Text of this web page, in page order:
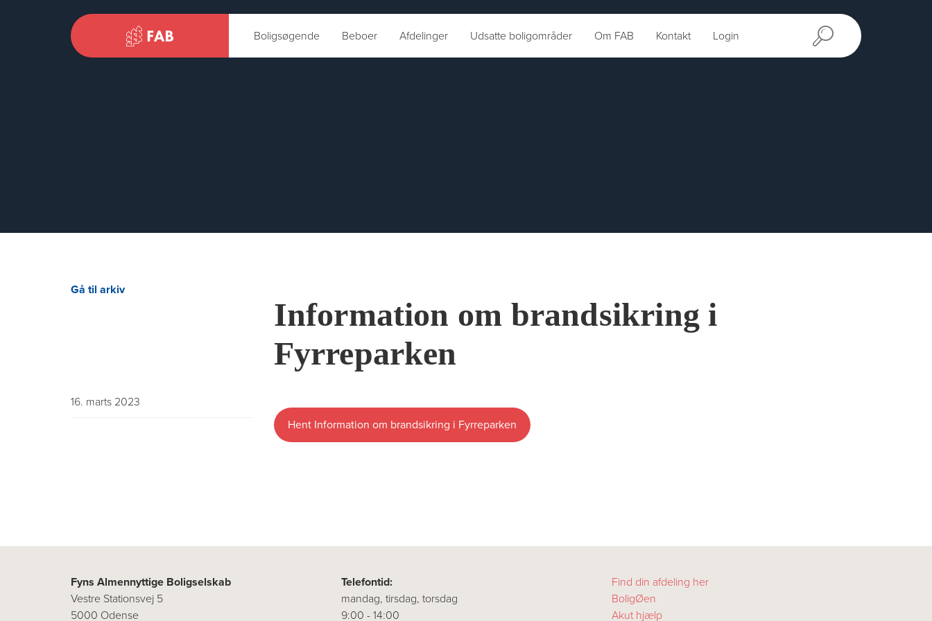
Boligsøgende Beboer Afdelinger Udsatte boligområder Om FAB Kontakt Login
Gå til arkiv
Information om brandsikring i
Fyrreparken
Hent Information om brandsikring i Fyrreparken
16. marts 2023
Fyns Almennyttige Boligselskab
Vestre Stationsvej 5
5000 Odense
Telefontid:
mandag, tirsdag, torsdag
9:00 - 14:00
Find din afdeling her
BoligØen
Akut hjælp